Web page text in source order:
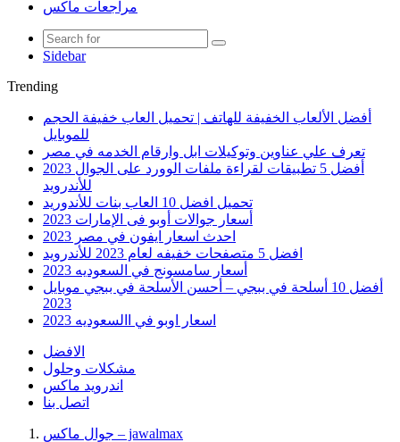
مراجعات ماكس
Sidebar
Trending
أفضل الألعاب الخفيفة للهاتف | تحميل العاب خفيفة الحجم
للموبايل
تعرف علي عناوين وتوكيلات ابل وارقام الخدمه في مصر
أفضل 5 تطبيقات لقراءة ملفات الوورد على الجوال 2023
للأندرويد
تحميل افضل 10 العاب بنات للأندوريد
أسعار جوالات أوبو فى الإمارات 2023
احدث اسعار ايفون في مصر 2023
افضل 5 متصفحات خفيفه لعام 2023 للأندرويد
أسعار سامسونج في السعوديه 2023
أفضل 10 أسلحة في ببجي – أحسن الأسلحة في ببجي موبايل
2023
اسعار اوبو في االسعوديه 2023
الافضل
مشكلات وحلول
اندرويد ماكس
اتصل بنا
جوال ماكس – jawalmax